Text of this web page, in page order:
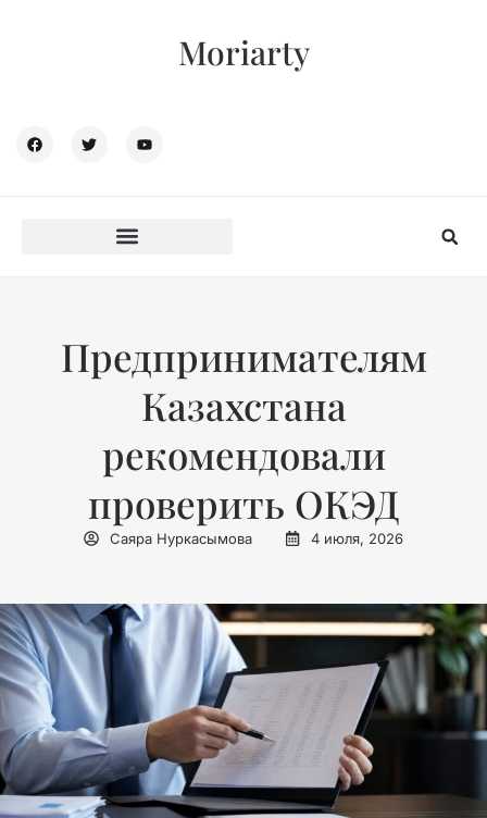
Moriarty
Предпринимателям
Казахстана
рекомендовали
проверить ОКЭД
Саяра Нуркасымова 4 июля, 2026